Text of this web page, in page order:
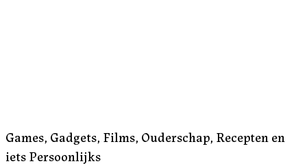
Games, Gadgets, Films, Ouderschap, Recepten en
iets Persoonlijks